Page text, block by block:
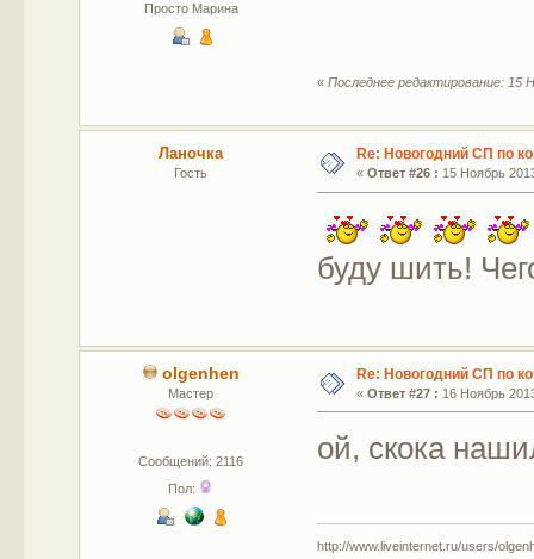
Просто Марина
«Последнее редактирование: 15
Ланочка
Гость
Re: Новогодний СП по
« Ответ #26 : 15 Ноябрь
буду шить!
olgenhen
Мастер
Сообщений: 2116
Пол:
Re: Новогодний СП по
« Ответ #27 : 16 Ноябрь
ой, скока
http://www.liveinternet.ru/users/